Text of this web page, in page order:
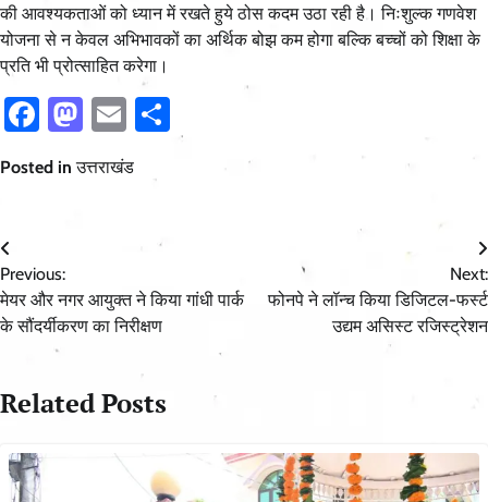
की आवश्यकताओं को ध्यान में रखते हुये ठोस कदम उठा रही है। निःशुल्क गणवेश
योजना से न केवल अभिभावकों का अर्थिक बोझ कम होगा बल्कि बच्चों को शिक्षा के
प्रति भी प्रोत्साहित करेगा।
Facebook
Mastodon
Email
Posted inउत्तराखंड
Post
navigation
Previous:
मेयर और नगर आयुक्त ने किया गांधी पार्क
के सौंदर्यीकरण का निरीक्षण
Next:
फोनपे ने लॉन्च किया डिजिटल-फर्स्ट
उद्यम असिस्ट रजिस्ट्रेशन
Related Posts